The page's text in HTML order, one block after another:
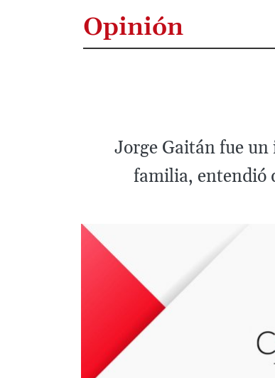
Opinión
Jorge Gaitán fue un
familia, entendió